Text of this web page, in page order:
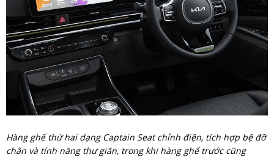
Hàng ghế thứ hai dạng Captain Seat chỉnh điện, tích hợp bệ đỡ
chân và tính năng thư giãn, trong khi hàng ghế trước cũng